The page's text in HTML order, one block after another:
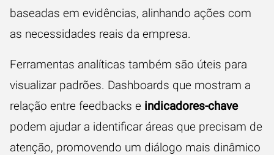
baseadas em evidências, alinhando ações com
as necessidades reais da empresa.
Ferramentas analíticas também são úteis para
visualizar padrões. Dashboards que mostram a
relação entre feedbacks e indicadores-chave
podem ajudar a identificar áreas que precisam de
atenção, promovendo um diálogo mais dinâmico